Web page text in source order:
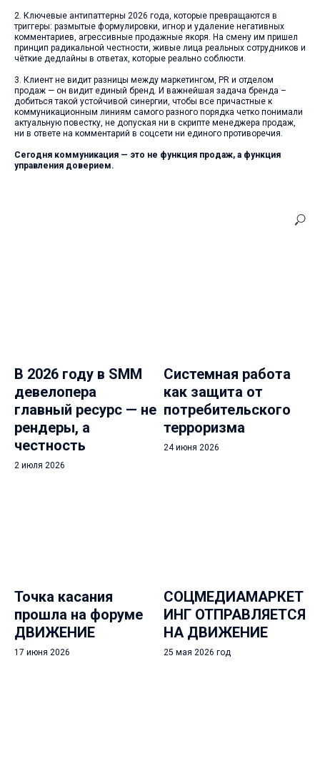
2. Ключевые антипаттерны 2026 года, которые превращаются в
триггеры: размытые формулировки, игнор и удаление негативных
комментариев, агрессивные продажные якоря. На смену им пришел
принцип радикальной честности, живые лица реальных сотрудников и
чёткие дедлайны в ответах, которые реально соблюсти.
3. Клиент не видит разницы между маркетингом, PR и отделом
продаж — он видит единый бренд. И важнейшая задача бренда –
добиться такой устойчивой синергии, чтобы все причастные к
коммуникационным линиям самого разного порядка четко понимали
актуальную повестку, не допуская ни в скрипте менеджера продаж,
ни в ответе на комментарий в соцсети ни единого противоречия.
Сегодня коммуникация — это не функция продаж, а функция
управления доверием.
В 2026 году в SMM
девелопера
главный ресурс — не
рендеры, а
честность
2 июля 2026
Системная работа
как защита от
потребительского
терроризма
24 июня 2026
Точка касания
прошла на форуме
ДВИЖЕНИЕ
17 июня 2026
СОЦМЕДИАМАРКЕТ
ИНГ ОТПРАВЛЯЕТСЯ
НА ДВИЖЕНИЕ
25 мая 2026 год